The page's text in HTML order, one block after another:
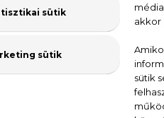
2005
aromás
mandarin,
DENAT.,